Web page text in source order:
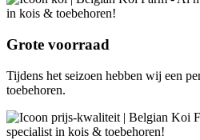
Grote voorraad
Tijdens het seizoen hebben wij een
toebehoren.